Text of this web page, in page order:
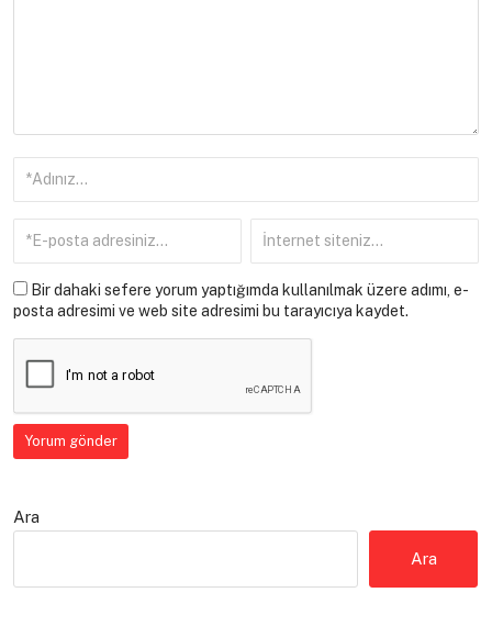
Bir dahaki sefere yorum yaptığımda kullanılmak üzere adımı, e-
posta adresimi ve web site adresimi bu tarayıcıya kaydet.
Ara
Ara